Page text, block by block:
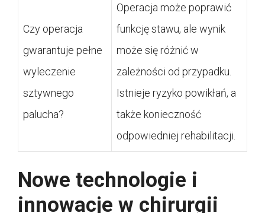
Czy operacja
gwarantuje pełne
wyleczenie
sztywnego
palucha?
Operacja może poprawić
funkcję stawu, ale wynik
może się różnić w
zależności od przypadku.
Istnieje ryzyko powikłań, a
także konieczność
odpowiedniej rehabilitacji.
Nowe technologie i
innowacje w chirurgii